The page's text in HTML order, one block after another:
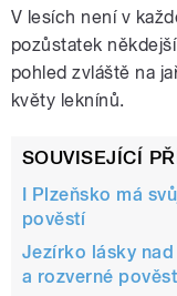
V lesích není v
pozůstatek
pohled zvláště na
květy leknínů.
SOUVISEJÍCÍ
I Plzeňsko má
pověstí
Jezírko lásky
a rozverné